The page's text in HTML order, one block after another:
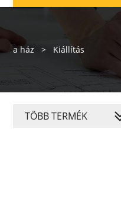
a ház > Kiállítás
TÖBB TERMÉK